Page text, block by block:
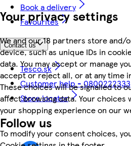
Your privacy settings
We and our 18 partners store and/
device, such as unique IDs in
data. You may accept or manage
accept or reject all, or at any time
These choices will be signalled to
affect browsing data. Your choices
your shopping experience on our
To modify your consent choices,
Book a delivery
Favourites
Contact us
Tesco.sk
Customer help - 0800222333
Store locator
Follow us